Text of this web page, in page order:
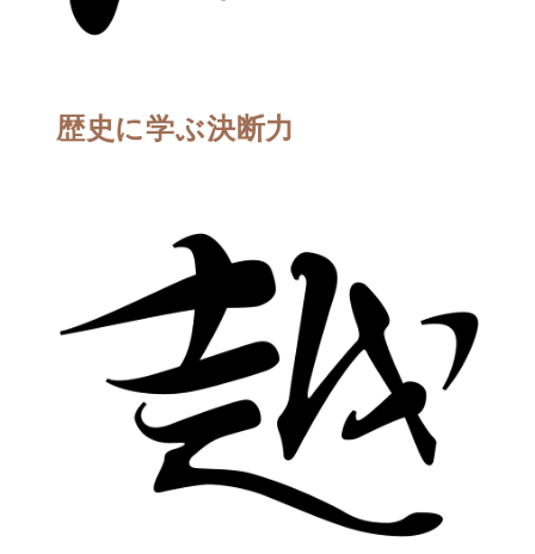
歴史に学ぶ決断力